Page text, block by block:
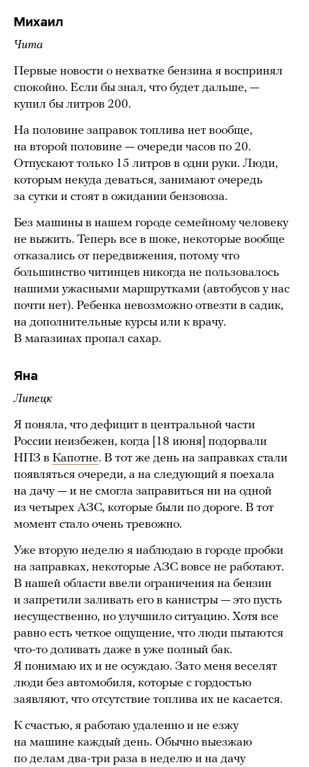
Михаил
Чита
Первые новости о нехватке бензина я воспринял
спокойно. Если бы знал, что будет дальше, —
купил бы литров 200.
На половине заправок топлива нет вообще,
на второй половине — очереди часов по 20.
Отпускают только 15 литров в одни руки. Люди,
которым некуда деваться, занимают очередь
за сутки и стоят в ожидании бензовоза.
Без машины в нашем городе семейному человеку
не выжить. Теперь все в шоке, некоторые вообще
отказались от передвижения, потому что
большинство читинцев никогда не пользовалось
нашими ужасными маршрутками (автобусов у нас
почти нет). Ребенка невозможно отвезти в садик,
на дополнительные курсы или к врачу.
В магазинах пропал сахар.
Яна
Липецк
Я поняла, что дефицит в центральной части
России неизбежен, когда [18 июня] подорвали
НПЗ в Капотне. В тот же день на заправках стали
появляться очереди, а на следующий я поехала
на дачу — и не смогла заправиться ни на одной
из четырех АЗС, которые были по дороге. В тот
момент стало очень тревожно.
Уже вторую неделю я наблюдаю в городе пробки
на заправках, некоторые АЗС вовсе не работают.
В нашей области ввели ограничения на бензин
и запретили заливать его в канистры — это пусть
несущественно, но улучшило ситуацию. Хотя все
равно есть четкое ощущение, что люди пытаются
что-то доливать даже в уже полный бак.
Я понимаю их и не осуждаю. Зато меня веселят
люди без автомобиля, которые с гордостью
заявляют, что отсутствие топлива их не касается.
К счастью, я работаю удаленно и не езжу
на машине каждый день. Обычно выезжаю
по делам два-три раза в неделю и на дачу